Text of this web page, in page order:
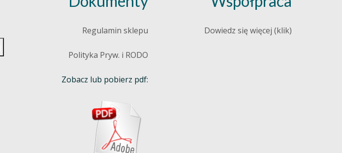
Regulamin sklepu
Polityka Pryw. i RODO
Zobacz lub pobierz pdf:
Dowiedz się więcej (klik)